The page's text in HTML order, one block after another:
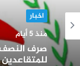
اخبار
منذ 5 أيام
للمتقاعدين